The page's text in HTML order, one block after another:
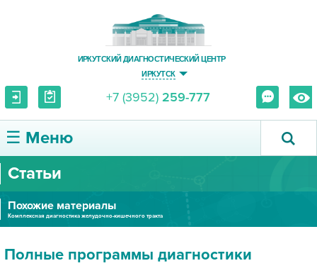
ИРКУТСКИЙ ДИАГНОСТИЧЕСКИЙ ЦЕНТР
ИРКУТСК
+7 (3952) 259-777
☰ Меню
О ЦЕНТРЕ
УСЛУГИ И ЦЕНЫ
Статьи
Похожие материалы
Комплексная диагностика желудочно-кишечного тракта
Полные программы диагностики